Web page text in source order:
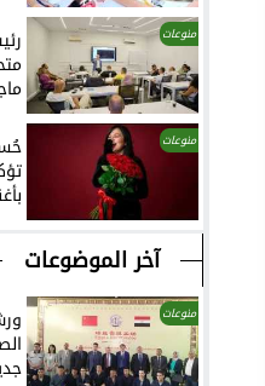
منوعات
منوعات
آخر الموضوعات
منوعات